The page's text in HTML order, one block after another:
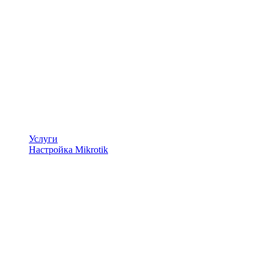
Услуги
Настройка Mikrotik